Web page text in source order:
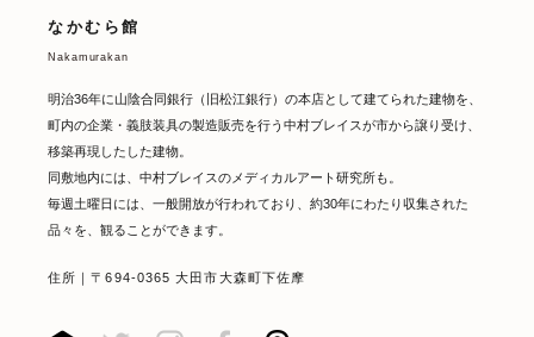
なかむら館
Nakamurakan
明治36年に山陰合同銀行（旧松江銀行）の本店として建てられた建物を、
町内の企業・義肢装具の製造販売を行う中村ブレイスが市から譲り受け、
移築再現したした建物。
同敷地内には、中村ブレイスのメディカルアート研究所も。
毎週土曜日には、一般開放が行われており、約30年にわたり収集された
品々を、観ることができます。
住所｜〒694-0365 大田市大森町下佐摩